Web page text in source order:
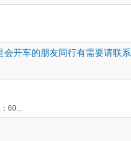
开车的朋友同行有需要请联系
60...